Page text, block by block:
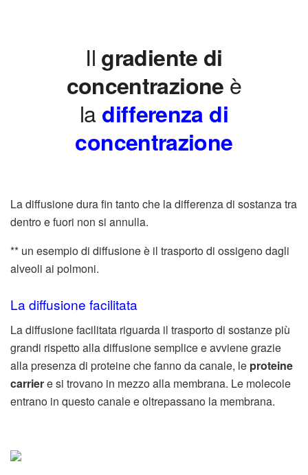
Il gradiente di
concentrazione è
ladifferenza di
concentrazione
La diffusione dura fin tanto che la differenza di sostanza tra
dentro e fuori non si annulla.
** un esempio di diffusione è il trasporto di ossigeno dagli
alveoli ai polmoni.
La diffusione facilitata
La diffusione facilitata riguarda il trasporto di sostanze più
grandi rispetto alla diffusione semplice e avviene grazie
alla presenza di proteine che fanno da canale, le proteine
carriere si trovano in mezzo alla membrana. Le molecole
entrano in questo canale e oltrepassano la membrana.